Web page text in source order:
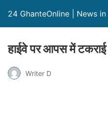
24 GhanteOnline | News in
हाईवे पर आपस में
Writer D